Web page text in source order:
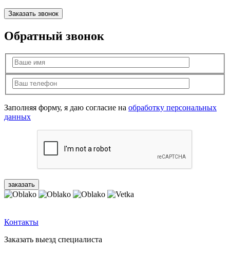
Заказать звонок
Обратный звонок
Заполняя форму, я даю согласие на обработку персональных
данных
Контакты
Заказать выезд специалиста